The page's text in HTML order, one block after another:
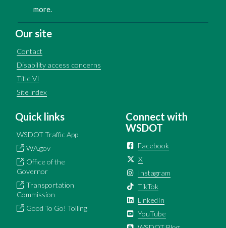
more.
Our site
Contact
Disability access concerns
Title VI
Site index
Quick links
WSDOT Traffic App
WA.gov
Office of the
Governor
Transportation
Commission
Good To Go! Tolling
Connect with
WSDOT
Facebook
X
Instagram
TikTok
LinkedIn
YouTube